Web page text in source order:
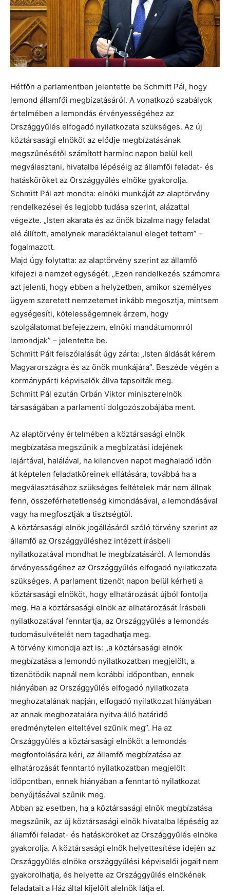
Hétfőn a parlamentben jelentette be Schmitt Pál, hogy
lemond államfői megbízatásáról. A vonatkozó szabályok
értelmében a lemondás érvényességéhez az
Országgyűlés elfogadó nyilatkozata szükséges. Az új
köztársasági elnököt az elődje megbízatásának
megszűnésétől számított harminc napon belül kell
megválasztani, hivatalba lépéséig az államfői feladat- és
hatásköröket az Országgyűlés elnöke gyakorolja.
Schmitt Pál azt mondta: elnöki munkáját az alaptörvény
rendelkezései és legjobb tudása szerint, alázattal
végezte. „Isten akarata és az önök bizalma nagy feladat
elé állított, amelynek maradéktalanul eleget tettem” –
fogalmazott.
Majd úgy folytatta: az alaptörvény szerint az államfő
kifejezi a nemzet egységét. „Ezen rendelkezés számomra
azt jelenti, hogy ebben a helyzetben, amikor személyes
ügyem szeretett nemzetemet inkább megosztja, mintsem
egységesíti, kötelességemnek érzem, hogy
szolgálatomat befejezzem, elnöki mandátumomról
lemondjak” – jelentette be.
Schmitt Pált felszólalását úgy zárta: „Isten áldását kérem
Magyarországra és az önök munkájára”. Beszéde végén a
kormánypárti képviselők állva tapsolták meg.
Schmitt Pál ezután Orbán Viktor miniszterelnök
társaságában a parlamenti dolgozószobájába ment.
Az alaptörvény értelmében a köztársasági elnök
megbízatása megszűnik a megbízatási idejének
lejártával, halálával, ha kilencven napot meghaladó időn
át képtelen feladatköreinek ellátására, továbbá ha a
megválasztásához szükséges feltételek már nem állnak
fenn, összeférhetetlenség kimondásával, a lemondásával
vagy ha megfosztják a tisztségtől.
A köztársasági elnök jogállásáról szóló törvény szerint az
államfő az Országgyűléshez intézett írásbeli
nyilatkozatával mondhat le megbízatásáról. A lemondás
érvényességéhez az Országgyűlés elfogadó nyilatkozata
szükséges. A parlament tizenöt napon belül kérheti a
köztársasági elnököt, hogy elhatározását újból fontolja
meg. Ha a köztársasági elnök az elhatározását írásbeli
nyilatkozatával fenntartja, az Országgyűlés a lemondás
tudomásulvételét nem tagadhatja meg.
A törvény kimondja azt is: „a köztársasági elnök
megbízatása a lemondó nyilatkozatban megjelölt, a
tizenötödik napnál nem korábbi időpontban, ennek
hiányában az Országgyűlés elfogadó nyilatkozata
meghozatalának napján, elfogadó nyilatkozat hiányában
az annak meghozatalára nyitva álló határidő
eredménytelen elteltével szűnik meg”. Ha az
Országgyűlés a köztársasági elnököt a lemondás
megfontolására kéri, az államfő megbízatása az
elhatározását fenntartó nyilatkozatban megjelölt
időpontban, ennek hiányában a fenntartó nyilatkozat
benyújtásával szűnik meg.
Abban az esetben, ha a köztársasági elnök megbízatása
megszűnik, az új köztársasági elnök hivatalba lépéséig az
államfői feladat- és hatásköröket az Országgyűlés elnöke
gyakorolja. A köztársasági elnök helyettesítése idején az
Országgyűlés elnöke országgyűlési képviselői jogait nem
gyakorolhatja, és helyette az Országgyűlés elnökének
feladatait a Ház által kijelölt alelnök látja el.